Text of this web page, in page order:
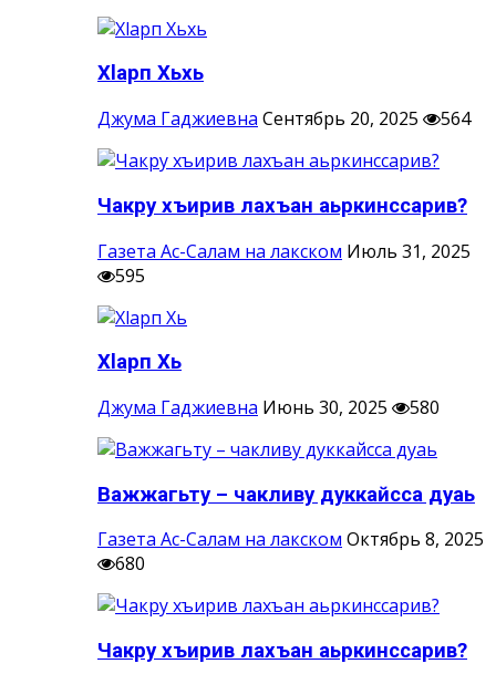
Хlарп Хьхь
Джума Гаджиевна Сентябрь 20, 2025 564
Чакру хъирив лахъан аьркинссарив?
Газета Ас-Салам на лакском Июль 31, 2025
595
Хlарп Хь
Джума Гаджиевна Июнь 30, 2025 580
Важжагьту – чакливу дуккайсса дуаь
Газета Ас-Салам на лакском Октябрь 8, 2025
680
Чакру хъирив лахъан аьркинссарив?